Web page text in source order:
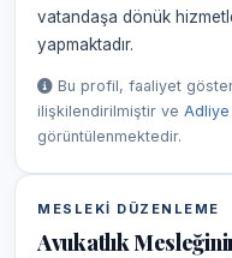
vatandaşa dönük
yapmaktadır.
Bu profil, faaliyet
ilişkilendirilmiştir ve Adliye
görüntülenmektedir.
MESLEKI DÜZENLEME
Avukatlık